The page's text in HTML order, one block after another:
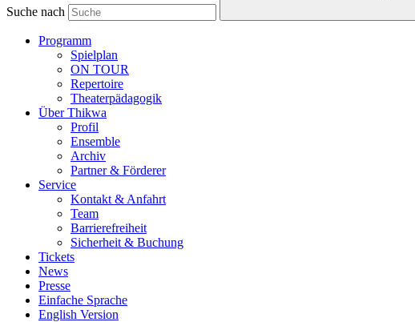
Suche nach
Programm
Spielplan
ON TOUR
Repertoire
Theaterpädagogik
Über Thikwa
Profil
Ensemble
Archiv
Partner & Förderer
Service
Kontakt & Anfahrt
Team
Barrierefreiheit
Sicherheit & Buchung
Tickets
News
Presse
Einfache Sprache
English Version